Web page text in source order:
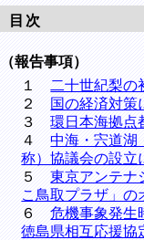
目次
（報告事項）
１ 二十世紀梨の
２ 国の経済対策
３環日本海拠点
４中海・宍道湖
称）協議会の設立
５東京アンテナ
こ鳥取プラザ」の
６危機事象発生
徳島県相互応援協